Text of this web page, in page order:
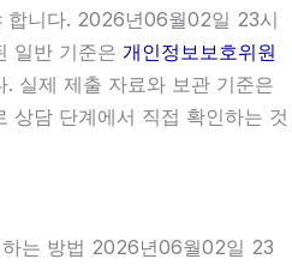
합니다. 2026년06월02일 23시
일반 기준은 개인정보보호위원
실제 제출 자료와 보관 기준은
상담 단계에서 직접 확인하는 것
는 방법 2026년06월02일 23